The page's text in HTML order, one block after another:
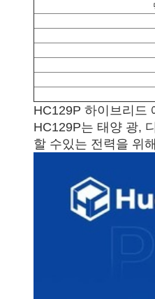
HC129P 하이브리드
HC129P는 태양 광,
할 수있는 전력을 위